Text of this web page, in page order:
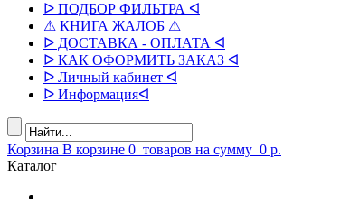
ᐅ ПОДБОР ФИЛЬТРА ᐊ
⚠ КНИГА ЖАЛОБ ⚠
ᐅ ДОСТАВКА - ОПЛАТА ᐊ
ᐅ КАК ОФОРМИТЬ ЗАКАЗ ᐊ
ᐅ Личный кабинет ᐊ
ᐅ Информацияᐊ
Корзина В корзине 0 товаров на сумму 0 р.
Каталог